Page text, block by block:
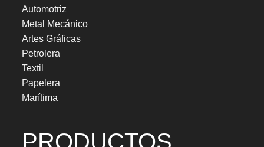
Automotriz
Metal Mecánico
Artes Gráficas
Petrolera
Textil
Papelera
Marítima
PRODUCTOS